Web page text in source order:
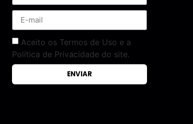
Aceito os Termos de Uso e a
Política de Privacidade do site.
ENVIAR